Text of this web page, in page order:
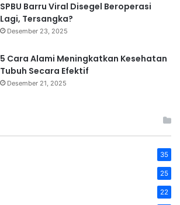
SPBU Barru Viral Disegel Beroperasi
Lagi, Tersangka?
Desember 23, 2025
5 Cara Alami Meningkatkan Kesehatan
Tubuh Secara Efektif
Desember 21, 2025
35
25
22